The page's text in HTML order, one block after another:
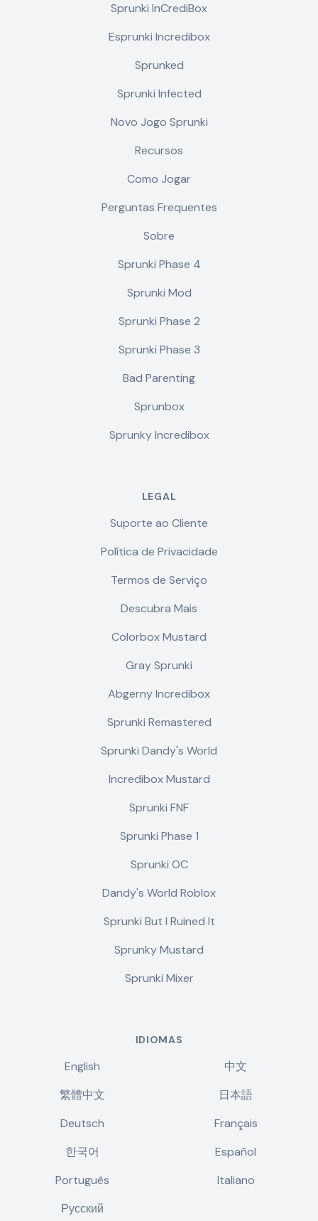
Sprunki InCrediBox
Esprunki Incredibox
Sprunked
Sprunki Infected
Novo Jogo Sprunki
Recursos
Como Jogar
Perguntas Frequentes
Sobre
Sprunki Phase 4
Sprunki Mod
Sprunki Phase 2
Sprunki Phase 3
Bad Parenting
Sprunbox
Sprunky Incredibox
LEGAL
Suporte ao Cliente
Política de Privacidade
Termos de Serviço
Descubra Mais
Colorbox Mustard
Gray Sprunki
Abgerny Incredibox
Sprunki Remastered
Sprunki Dandy's World
Incredibox Mustard
Sprunki FNF
Sprunki Phase 1
Sprunki OC
Dandy's World Roblox
Sprunki But I Ruined It
Sprunky Mustard
Sprunki Mixer
IDIOMAS
English
中文
繁體中文
日本語
Deutsch
Français
한국어
Español
Português
Italiano
Русский